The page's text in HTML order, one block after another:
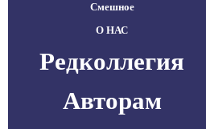
Смешное
О НАС
Редколлегия
Авторам